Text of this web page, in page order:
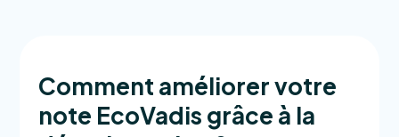
Comment améliorer votre
note EcoVadis grâce à la